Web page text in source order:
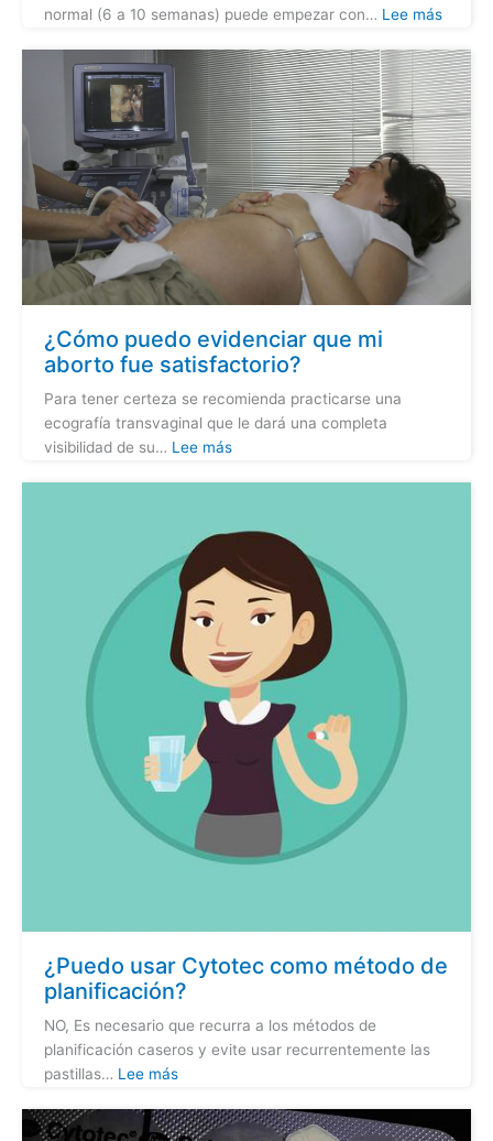
normal (6 a 10 semanas) puede empezar con… Lee más
¿Cómo puedo evidenciar que mi
aborto fue satisfactorio?
Para tener certeza se recomienda practicarse una
ecografía transvaginal que le dará una completa
visibilidad de su… Lee más
¿Puedo usar Cytotec como método de
planificación?
NO, Es necesario que recurra a los métodos de
planificación caseros y evite usar recurrentemente las
pastillas… Lee más